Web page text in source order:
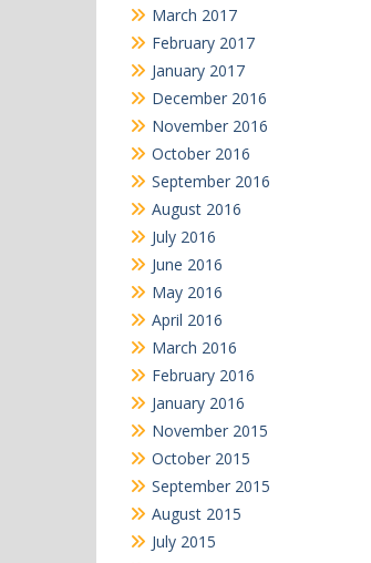
March 2017
February 2017
January 2017
December 2016
November 2016
October 2016
September 2016
August 2016
July 2016
June 2016
May 2016
April 2016
March 2016
February 2016
January 2016
November 2015
October 2015
September 2015
August 2015
July 2015